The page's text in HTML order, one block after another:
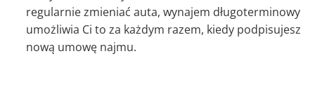
regularnie zmieniać auta, wynajem długoterminowy
umożliwia Ci to za każdym razem, kiedy podpisujesz
nową umowę najmu.